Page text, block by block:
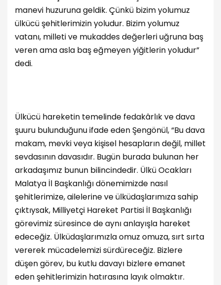
manevi huzuruna geldik. Çünkü bizim yolumuz
ülkücü şehitlerimizin yoludur. Bizim yolumuz
vatanı, milleti ve mukaddes değerleri uğruna baş
veren ama asla baş eğmeyen yiğitlerin yoludur”
dedi.
Ülkücü hareketin temelinde fedakârlık ve dava
şuuru bulunduğunu ifade eden Şengönül, “Bu dava
makam, mevki veya kişisel hesapların değil, millet
sevdasının davasıdır. Bugün burada bulunan her
arkadaşımız bunun bilincindedir. Ülkü Ocakları
Malatya İl Başkanlığı dönemimizde nasıl
şehitlerimize, ailelerine ve ülküdaşlarımıza sahip
çıktıysak, Milliyetçi Hareket Partisi İl Başkanlığı
görevimiz süresince de aynı anlayışla hareket
edeceğiz. Ülküdaşlarımızla omuz omuza, sırt sırta
vererek mücadelemizi sürdüreceğiz. Bizlere
düşen görev, bu kutlu davayı bizlere emanet
eden şehitlerimizin hatırasına layık olmaktır.